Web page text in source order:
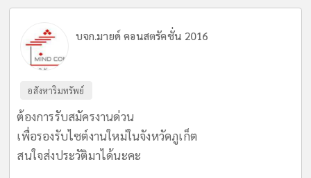
บจก.มายด์ คอนสตรัคชั่น 2016
อสังหาริมทรัพย์
ต้องการรับสมัครงานด่วน
เพื่อรองรับไซต์งานใหม่ในจังหวัดภูเก็ต
สนใจส่งประวัติมาได้นะคะ